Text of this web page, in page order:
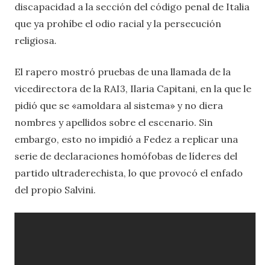
discapacidad a la sección del código penal de Italia
que ya prohíbe el odio racial y la persecución
religiosa.
El rapero mostró pruebas de una llamada de la
vicedirectora de la RAI3, Ilaria Capitani, en la que le
pidió que se «amoldara al sistema» y no diera
nombres y apellidos sobre el escenario. Sin
embargo, esto no impidió a Fedez a replicar una
serie de declaraciones homófobas de líderes del
partido ultraderechista, lo que provocó el enfado
del propio Salvini.